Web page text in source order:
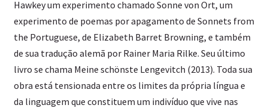
Hawkey um experimento chamado Sonne von Ort, um
experimento de poemas por apagamento de Sonnets from
the Portuguese, de Elizabeth Barret Browning, e também
de sua tradução alemã por Rainer Maria Rilke. Seu último
livro se chama Meine schönste Lengevitch (2013). Toda sua
obra está tensionada entre os limites da própria língua e
da linguagem que constituem um indivíduo que vive nas